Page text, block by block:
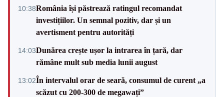
10:38România își păstrează ratingul recomandat
investițiilor. Un semnal pozitiv, dar și un
avertisment pentru autorități
14:03Dunărea crește ușor la intrarea în țară, dar
rămâne mult sub media lunii august
13:02În intervalul orar de seară, consumul de curent „a
scăzut cu 200-300 de megawați”